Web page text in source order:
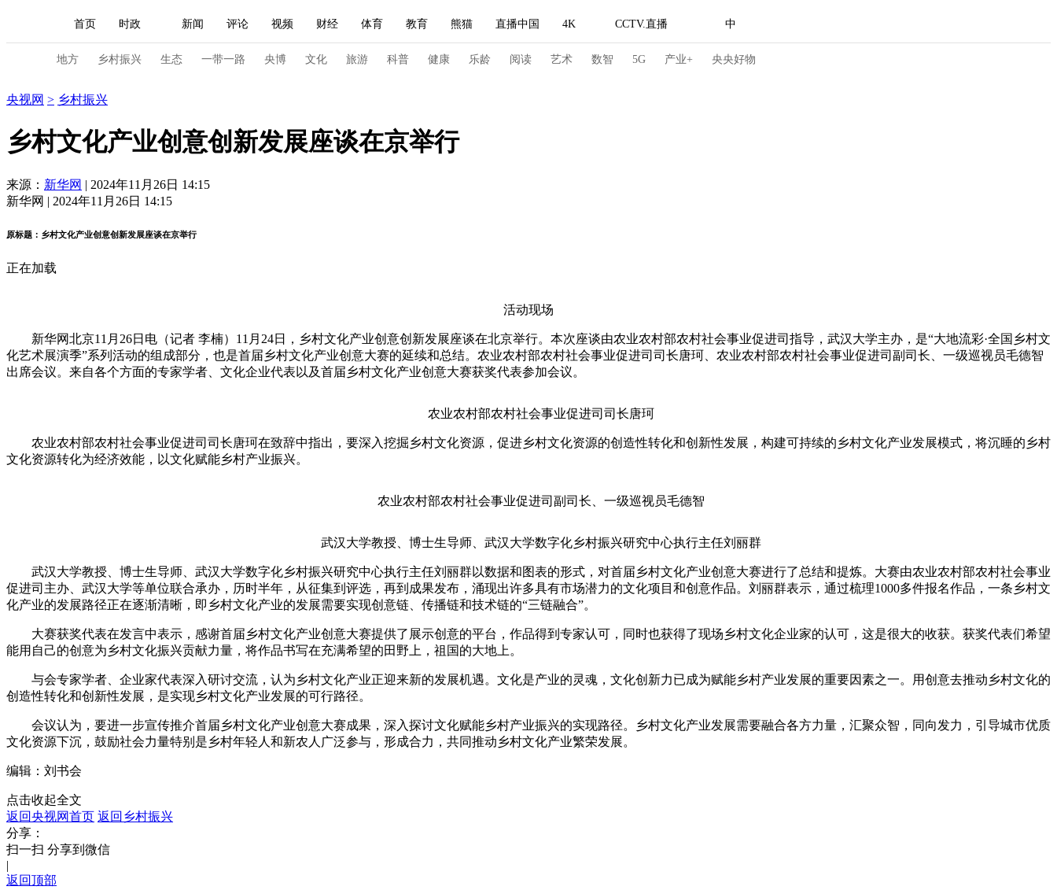
首页 时政 新闻 评论 视频 财经 体育 教育 熊猫 直播中国 4K CCTV.直播 中
人民领袖习近平 中国领导人 央视快评 习式妙语 热解读 天天学习
直播 栏目大全 节目单 听音 微视频 主持人 下载央视影音
海外频道 iPanda English Монгол
地方 乡村振兴 生态 一带一路 央博 文化 旅游 科普 健康 乐龄 阅读 艺术 数智 5G 产业+ 央央好物
新闻 国内 国际
人民领袖习近平
中超 国足
VIP会员 CCTV奥林匹克频道 生活体育大会 体育江湖 文化体育 冰雪道路 足球道路
财经 教育 乡村振兴 生态环境 一带一路 央博 非遗 文化 旅游 科普
超级工厂 智敬中国 全民健康 颜选攻略
热播榜 总台企业白名单
央视网 > 乡村振兴
乡村文化产业创意创新发展座谈在京举行
来源： 新华网 | 2024年11月26日 14:15
新华网 | 2024年11月26日 14:15
原标题：乡村文化产业创意创新发展座谈在京举行
正在加载
活动现场
新华网北京11月26日电（记者 李楠）11月24日，乡村文化产业创意创新发展座谈在北京举行。本次座谈由农业农村部农村社会事业促进司指导，武汉大学主办，是“大地流彩·全国乡村文
化艺术展演季”系列活动的组成部分，也是首届乡村文化产业创意大赛的延续和总结。农业农村部农村社会事业促进司司长唐珂、农业农村部农村社会事业促进司副司长、一级巡视员毛德智
出席会议。来自各个方面的专家学者、文化企业代表以及首届乡村文化产业创意大赛获奖代表参加会议。
农业农村部农村社会事业促进司司长唐珂
农业农村部农村社会事业促进司司长唐珂在致辞中指出，要深入挖掘乡村文化资源，促进乡村文化资源的创造性转化和创新性发展，构建可持续的乡村文化产业发展模式，将沉睡的乡村
文化资源转化为经济效能，以文化赋能乡村产业振兴。
农业农村部农村社会事业促进司副司长、一级巡视员毛德智
武汉大学教授、博士生导师、武汉大学数字化乡村振兴研究中心执行主任刘丽群
武汉大学教授、博士生导师、武汉大学数字化乡村振兴研究中心执行主任刘丽群以数据和图表的形式，对首届乡村文化产业创意大赛进行了总结和提炼。大赛由农业农村部农村社会事业
促进司主办、武汉大学等单位联合承办，历时半年，从征集到评选，再到成果发布，涌现出许多具有市场潜力的文化项目和创意作品。刘丽群表示，通过梳理1000多件报名作品，一条乡村文
化产业的发展路径正在逐渐清晰，即乡村文化产业的发展需要实现创意链、传播链和技术链的“三链融合”。
大赛获奖代表在发言中表示，感谢首届乡村文化产业创意大赛提供了展示创意的平台，作品得到专家认可，同时也获得了现场乡村文化企业家的认可，这是很大的收获。获奖代表们希望
能用自己的创意为乡村文化振兴贡献力量，将作品书写在充满希望的田野上，祖国的大地上。
与会专家学者、企业家代表深入研讨交流，认为乡村文化产业正迎来新的发展机遇。文化是产业的灵魂，文化创新力已成为赋能乡村产业发展的重要因素之一。用创意去推动乡村文化的
创造性转化和创新性发展，是实现乡村文化产业发展的可行路径。
会议认为，要进一步宣传推介首届乡村文化产业创意大赛成果，深入探讨文化赋能乡村产业振兴的实现路径。乡村文化产业发展需要融合各方力量，汇聚众智，同向发力，引导城市优质
文化资源下沉，鼓励社会力量特别是乡村年轻人和新农人广泛参与，形成合力，共同推动乡村文化产业繁荣发展。
编辑：刘书会
点击收起全文
返回央视网首页 返回乡村振兴
分享：
扫一扫 分享到微信
|
返回顶部